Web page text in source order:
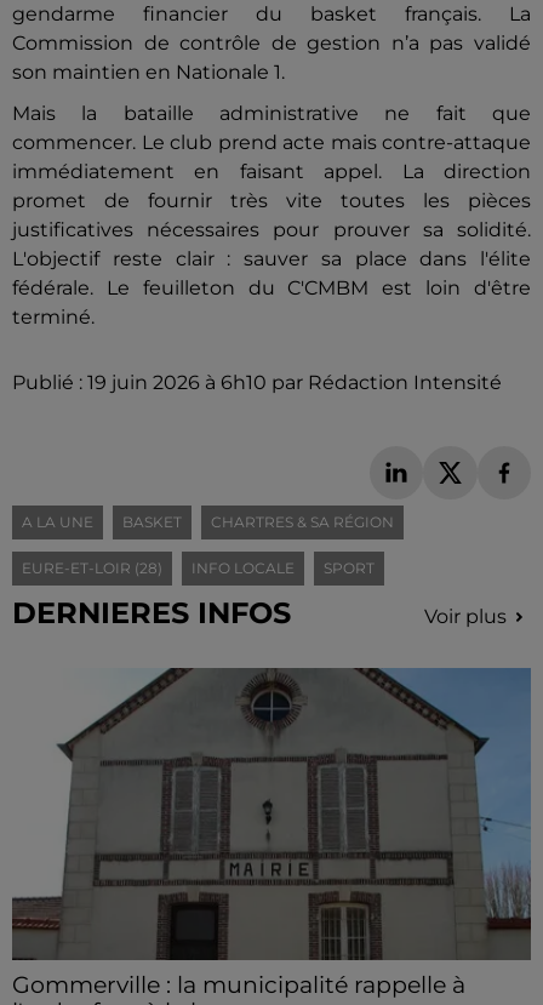
gendarme financier du basket français. La
Commission de contrôle de gestion n’a pas validé
son maintien en Nationale 1.
Mais la bataille administrative ne fait que
commencer. Le club prend acte mais contre-attaque
immédiatement en faisant appel. La direction
promet de fournir très vite toutes les pièces
justificatives nécessaires pour prouver sa solidité.
L'objectif reste clair : sauver sa place dans l'élite
fédérale. Le feuilleton du C'CMBM est loin d'être
terminé.
Publié : 19 juin 2026 à 6h10 par Rédaction Intensité
A LA UNE BASKET CHARTRES & SA RÉGION
EURE-ET-LOIR (28) INFO LOCALE SPORT
DERNIERES INFOS Voir plus
Gommerville : la municipalité rappelle à